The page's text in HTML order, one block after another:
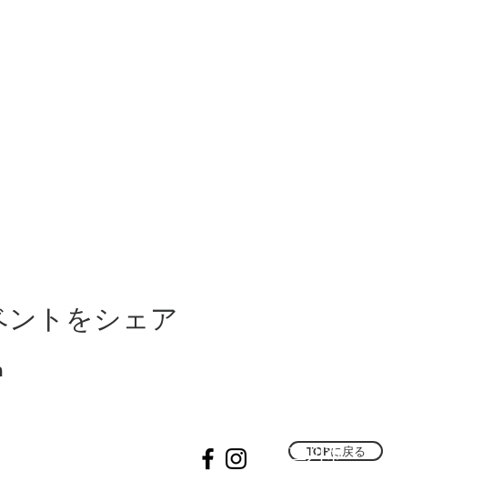
ントをシェア
TOPに戻る
​立川市